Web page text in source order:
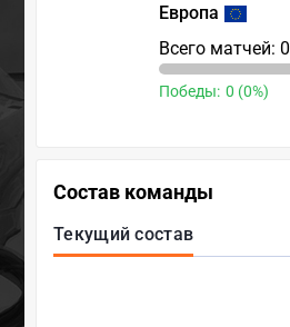
Европа
Всего матчей: 0
Победы: 0 (0%)
Состав команды
Текущий состав